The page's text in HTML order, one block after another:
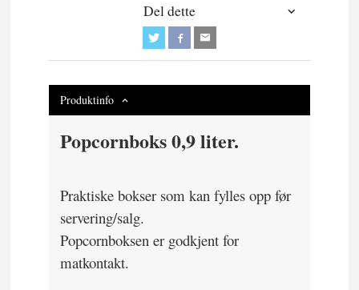
Del dette
Produktinfo
Popcornboks 0,9 liter.
Praktiske bokser som kan fylles opp før
servering/salg.
Popcornboksen er godkjent for
matkontakt.